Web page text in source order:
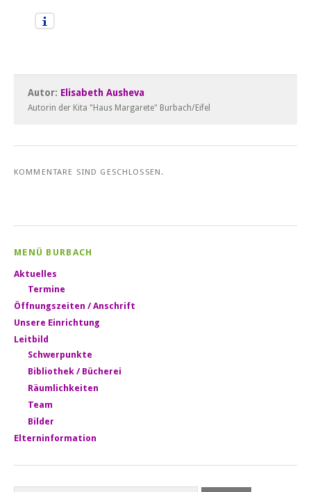
Autor: Elisabeth Ausheva
Autorin der Kita "Haus Margarete" Burbach/Eifel
KOMMENTARE SIND GESCHLOSSEN.
MENÜ BURBACH
Aktuelles
Termine
Öffnungszeiten / Anschrift
Unsere Einrichtung
Leitbild
Schwerpunkte
Bibliothek / Bücherei
Räumlichkeiten
Team
Bilder
Elterninformation